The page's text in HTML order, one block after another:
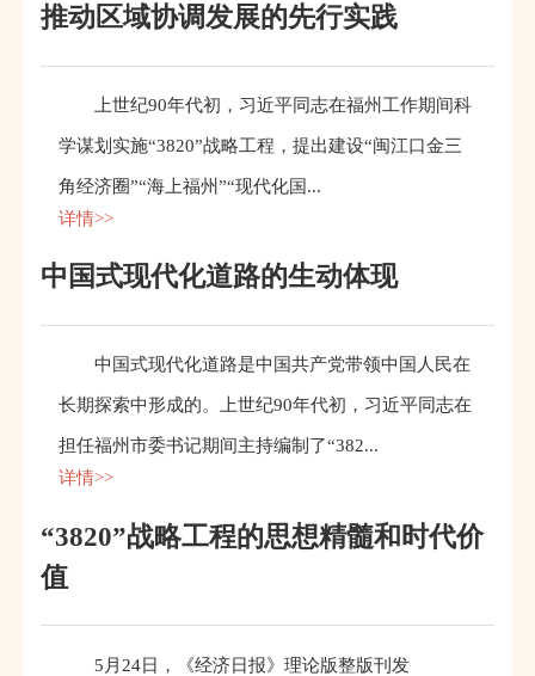
推动区域协调发展的先行实践
上世纪90年代初，习近平同志在福州工作期间科
学谋划实施“3820”战略工程，提出建设“闽江口金三
角经济圈”“海上福州”“现代化国...
详情>>
中国式现代化道路的生动体现
中国式现代化道路是中国共产党带领中国人民在
长期探索中形成的。上世纪90年代初，习近平同志在
担任福州市委书记期间主持编制了“382...
详情>>
“3820”战略工程的思想精髓和时代价
值
5月24日，《经济日报》理论版整版刊发